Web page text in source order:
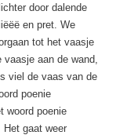
door dalende
en pret. We
tot het vaasje
aan de wand,
viel de vaas van de
poenie
woord poenie
Het gaat weer